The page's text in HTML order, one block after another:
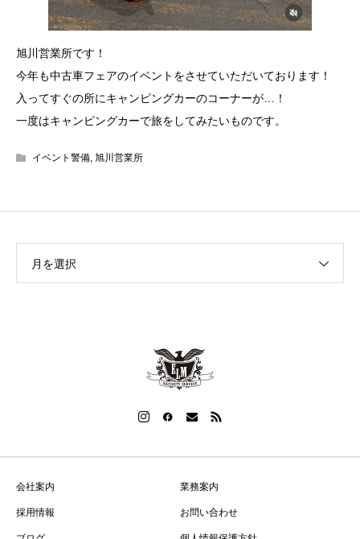
旭川営業所です！
今年も中古車フェアのイベントをさせていただいております！
入ってすぐの所にキャンピングカーのコーナーが…！
一度はキャンピングカーで旅をしてみたいものです。
イベント警備, 旭川営業所
月を選択
会社案内 業務案内
採用情報 お問い合わせ